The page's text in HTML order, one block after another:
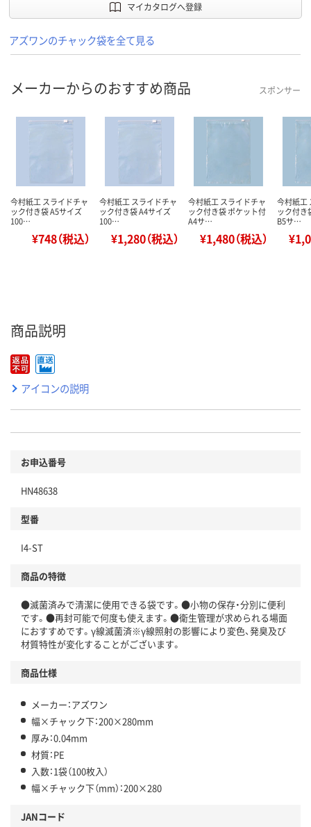
マイカタログへ登録
アズワンのチャック袋を全て見る
メーカーからのおすすめ商品 スポンサー
今村紙工 スライドチャ
ック付き袋 A5サイズ
100…
¥748（税込）
今村紙工 スライドチャ
ック付き袋 A4サイズ
100…
¥1,280（税込）
今村紙工 スライドチャ
ック付き袋 ポケット付
A4サ…
¥1,480（税込）
今村紙工
ック付き
B5サ…
商品説明
アイコンの説明
お申込番号
HN48638
型番
I4-ST
商品の特徴
●滅菌済みで清潔に使用できる袋です。●小物の保存・分別に便利
です。●再封可能で何度も使えます。●衛生管理が求められる場面
におすすめです。γ線滅菌済※γ線照射の影響により変色、発臭及び
材質特性が変化することがございます。
商品仕様
メーカー：アズワン
幅×チャック下：200×280mm
厚み：0.04mm
材質：PE
入数：1袋（100枚入）
幅×チャック下（mm）：200×280
JANコード